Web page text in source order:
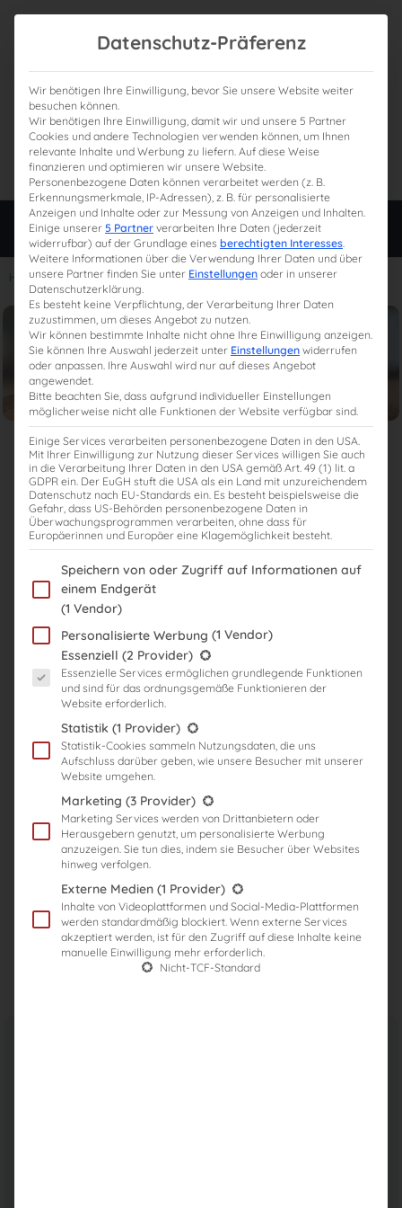
0
Gesamtpreis
0,00 €
Home»Reform der Steuerberaterprüfung
Reform der
Steuerberaterprüfung
Geplante Strukturreform:
Modernisierung,
Modularisierung und Änderung der
Wiederholungsbeschränkung
04.02.2026
Lesedauer: 12 min
Das könnte dich auch interessieren
MODULARISIERUNG
FAQ DIGITALE PRÜFUNG
DIGITALES SCHREIBTOOL
Datenschutz-Präferenz
Wir benötigen Ihre Einwilligung, bevor Sie unsere Website weiter
besuchen können.
Wir benötigen Ihre Einwilligung, damit wir und unsere 5 Partner
Cookies und andere Technologien verwenden können, um Ihnen
relevante Inhalte und Werbung zu liefern. Auf diese Weise
finanzieren und optimieren wir unsere Website.
Personenbezogene Daten können verarbeitet werden (z. B.
Erkennungsmerkmale, IP-Adressen), z. B. für personalisierte
Anzeigen und Inhalte oder zur Messung von Anzeigen und Inhalten.
Einige unserer 5 Partner verarbeiten Ihre Daten (jederzeit
widerrufbar) auf der Grundlage eines berechtigten Interesses.
Weitere Informationen über die Verwendung Ihrer Daten und über
unsere Partner finden Sie unter Einstellungen oder in unserer
Datenschutzerklärung.
Es besteht keine Verpflichtung, der Verarbeitung Ihrer Daten
zuzustimmen, um dieses Angebot zu nutzen.
Wir können bestimmte Inhalte nicht ohne Ihre Einwilligung anzeigen.
Sie können Ihre Auswahl jederzeit unter Einstellungen widerrufen
oder anpassen. Ihre Auswahl wird nur auf dieses Angebot
angewendet.
Bitte beachten Sie, dass aufgrund individueller Einstellungen
möglicherweise nicht alle Funktionen der Website verfügbar sind.
Einige Services verarbeiten personenbezogene Daten in den USA.
Mit Ihrer Einwilligung zur Nutzung dieser Services willigen Sie auch
in die Verarbeitung Ihrer Daten in den USA gemäß Art. 49 (1) lit. a
GDPR ein. Der EuGH stuft die USA als ein Land mit unzureichendem
Datenschutz nach EU-Standards ein. Es besteht beispielsweise die
Gefahr, dass US-Behörden personenbezogene Daten in
Überwachungsprogrammen verarbeiten, ohne dass für
Europäerinnen und Europäer eine Klagemöglichkeit besteht.
Im Folgenden finden Sie eine Liste der Zwecke des IAB
Speichern von oder Zugriff auf Informationen auf
einem Endgerät
(1 Vendor)
Personalisierte Werbung (1 Vendor)
Es folgt eine Liste der Service-Gruppen, für die eine Einwilligung
Essenziell (2 Provider)
Essenzielle Services ermöglichen grundlegende Funktionen
und sind für das ordnungsgemäße Funktionieren der
Website erforderlich.
Statistik (1 Provider)
Statistik-Cookies sammeln Nutzungsdaten, die uns
Aufschluss darüber geben, wie unsere Besucher mit unserer
Website umgehen.
Marketing (3 Provider)
Marketing Services werden von Drittanbietern oder
Herausgebern genutzt, um personalisierte Werbung
anzuzeigen. Sie tun dies, indem sie Besucher über Websites
hinweg verfolgen.
Externe Medien (1 Provider)
Inhalte von Videoplattformen und Social-Media-Plattformen
werden standardmäßig blockiert. Wenn externe Services
akzeptiert werden, ist für den Zugriff auf diese Inhalte keine
manuelle Einwilligung mehr erforderlich.
Nicht-TCF-Standard